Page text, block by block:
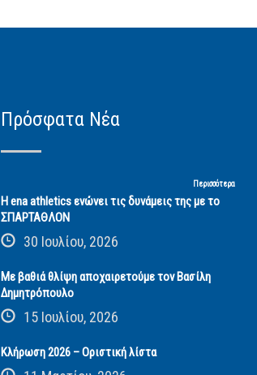
Πρόσφατα Νέα
Περισσότερα
Η ena athletics ενώνει τις δυνάμεις της με το
ΣΠΑΡΤΑΘΛΟΝ
30 Ιουλίου, 2026
Με βαθιά θλίψη αποχαιρετούμε τον Βασίλη
Δημητρόπουλο
15 Ιουλίου, 2026
Κλήρωση 2026 – Οριστική λίστα